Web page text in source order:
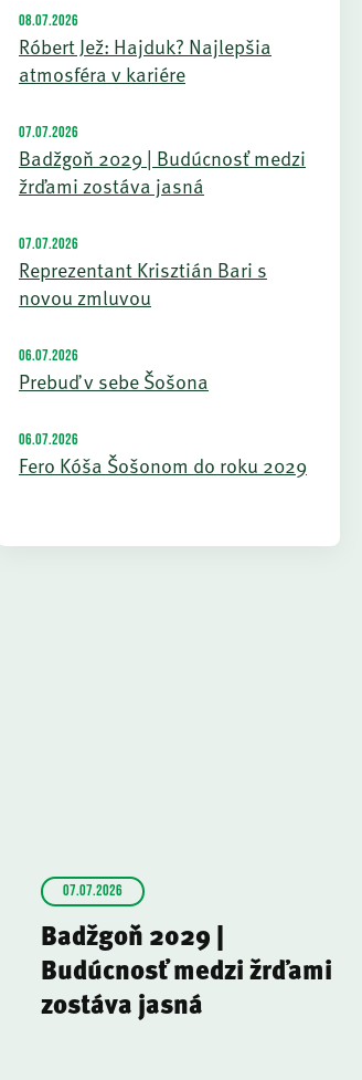
08.07.2026
Róbert Jež: Hajduk? Najlepšia
atmosféra v kariére
07.07.2026
Badžgoň 2029 | Budúcnosť medzi
žrďami zostáva jasná
07.07.2026
Reprezentant Krisztián Bari s
novou zmluvou
06.07.2026
Prebuď v sebe Šošona
06.07.2026
Fero Kóša Šošonom do roku 2029
07.07.2026
Badžgoň 2029 |
Budúcnosť medzi žrďami
zostáva jasná